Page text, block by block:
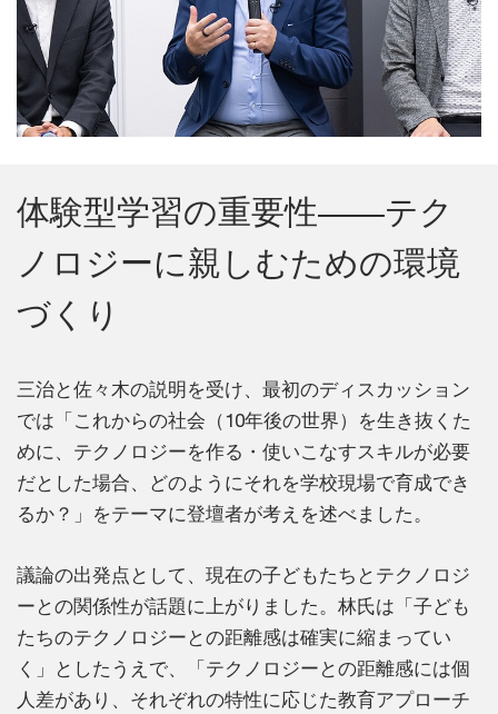
体験型学習の重要性――テク
ノロジーに親しむための環境
づくり
三治と佐々木の説明を受け、最初のディスカッション
では「これからの社会（10年後の世界）を生き抜くた
めに、テクノロジーを作る・使いこなすスキルが必要
だとした場合、どのようにそれを学校現場で育成でき
るか？」をテーマに登壇者が考えを述べました。
議論の出発点として、現在の子どもたちとテクノロジ
ーとの関係性が話題に上がりました。林氏は「子ども
たちのテクノロジーとの距離感は確実に縮まってい
く」としたうえで、「テクノロジーとの距離感には個
人差があり、それぞれの特性に応じた教育アプローチ